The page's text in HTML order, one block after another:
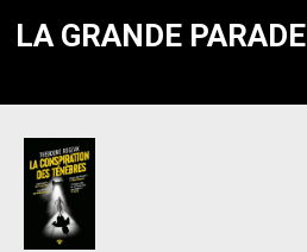
LA GRANDE PARADE